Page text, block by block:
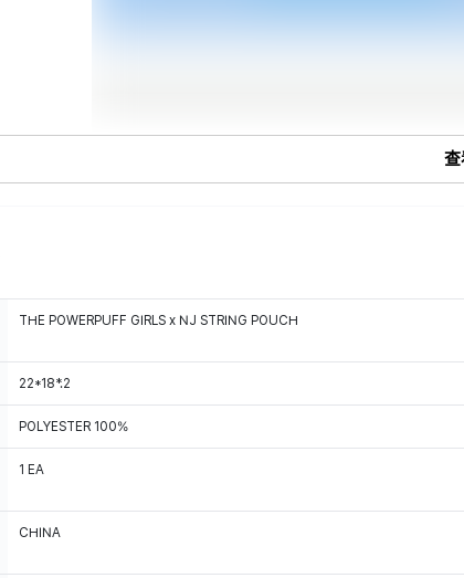
查
THE POWERPUFF GIRLS x NJ STRING POUCH
22*18*.2
POLYESTER 100%
1 EA
CHINA